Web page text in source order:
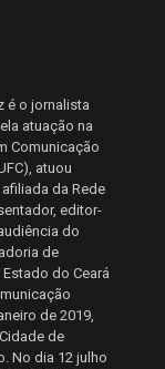
é o jornalista
atuação na
Comunicação
atuou
da Rede
editor-
do
de
do Ceará
de 2019,
de
No dia 12 julho